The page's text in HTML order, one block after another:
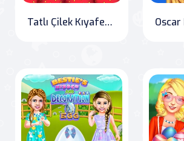
Tatlı Çilek Kıyafetlerim